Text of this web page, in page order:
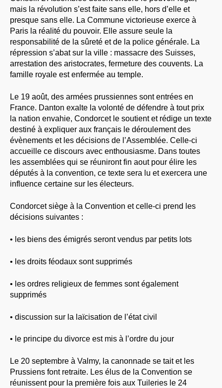
mais la révolution s’est faite sans elle, hors d’elle et
presque sans elle. La Commune victorieuse exerce à
Paris la réalité du pouvoir. Elle assure seule la
responsabilité de la sûreté et de la police générale. La
répression s’abat sur la ville : massacre des Suisses,
arrestation des aristocrates, fermeture des couvents. La
famille royale est enfermée au temple.
Le 19 août, des armées prussiennes sont entrées en
France. Danton exalte la volonté de défendre à tout prix
la nation envahie, Condorcet le soutient et rédige un texte
destiné à expliquer aux français le déroulement des
évènements et les décisions de l’Assemblée. Celle-ci
accueille ce discours avec enthousiasme. Dans toutes
les assemblées qui se réuniront fin aout pour élire les
députés à la convention, ce texte sera lu et exercera une
influence certaine sur les électeurs.
Condorcet siège à la Convention et celle-ci prend les
décisions suivantes :
• les biens des émigrés seront vendus par petits lots
• les droits féodaux sont supprimés
• les ordres religieux de femmes sont également
supprimés
• discussion sur la laïcisation de l’état civil
• le principe du divorce est mis à l’ordre du jour
Le 20 septembre à Valmy, la canonnade se tait et les
Prussiens font retraite. Les élus de la Convention se
réunissent pour la première fois aux Tuileries le 24